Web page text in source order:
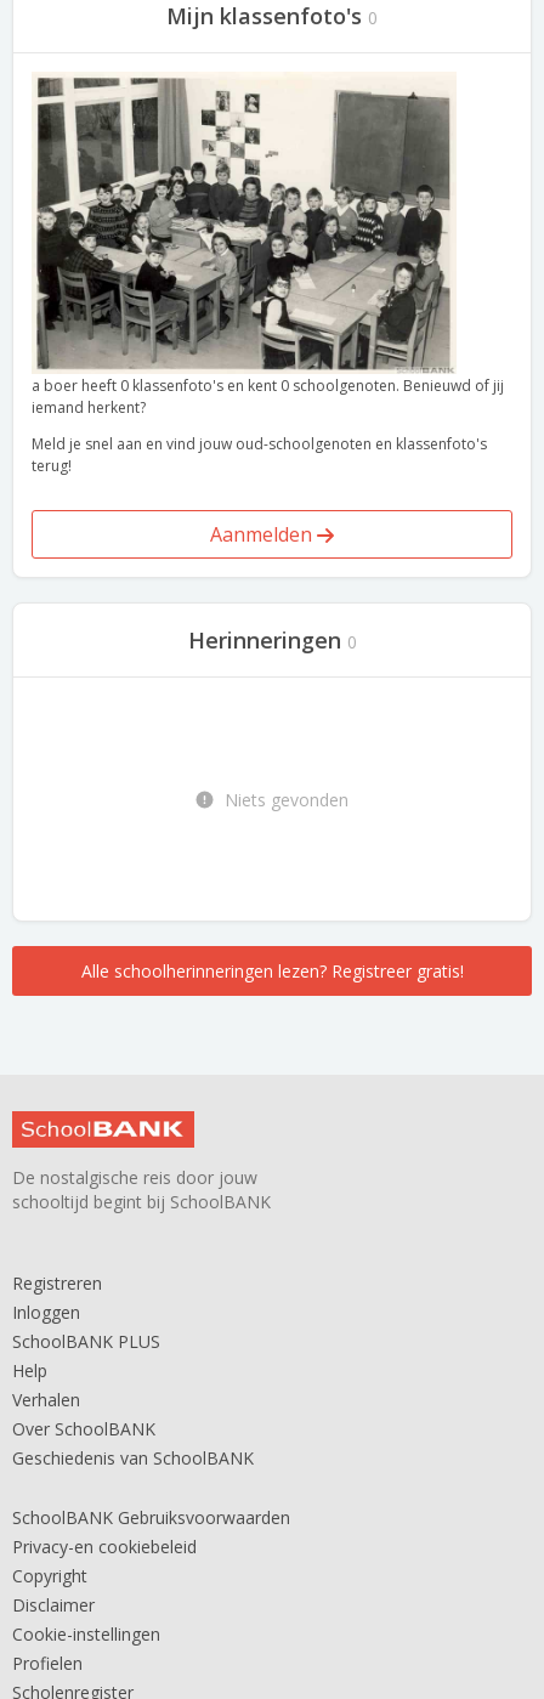
Mijn klassenfoto's 0
a boer heeft 0 klassenfoto's en kent 0 schoolgenoten. Benieuwd of jij
iemand herkent?
Meld je snel aan en vind jouw oud-schoolgenoten en klassenfoto's
terug!
Aanmelden
Herinneringen 0
Niets gevonden
Alle schoolherinneringen lezen? Registreer gratis!
De nostalgische reis door jouw
schooltijd begint bij SchoolBANK
Registreren
Inloggen
SchoolBANK PLUS
Help
Verhalen
Over SchoolBANK
Geschiedenis van SchoolBANK
SchoolBANK Gebruiksvoorwaarden
Privacy-en cookiebeleid
Copyright
Disclaimer
Cookie-instellingen
Profielen
Scholenregister